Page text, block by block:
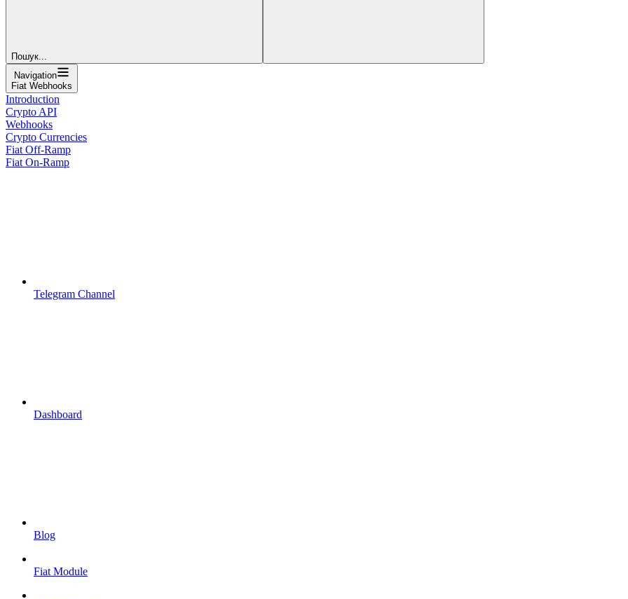
Пошук...
Navigation
Fiat Webhooks
Introduction
Crypto API
Webhooks
Crypto Currencies
Fiat Off-Ramp
Fiat On-Ramp
Telegram Channel
Dashboard
Blog
Fiat Module